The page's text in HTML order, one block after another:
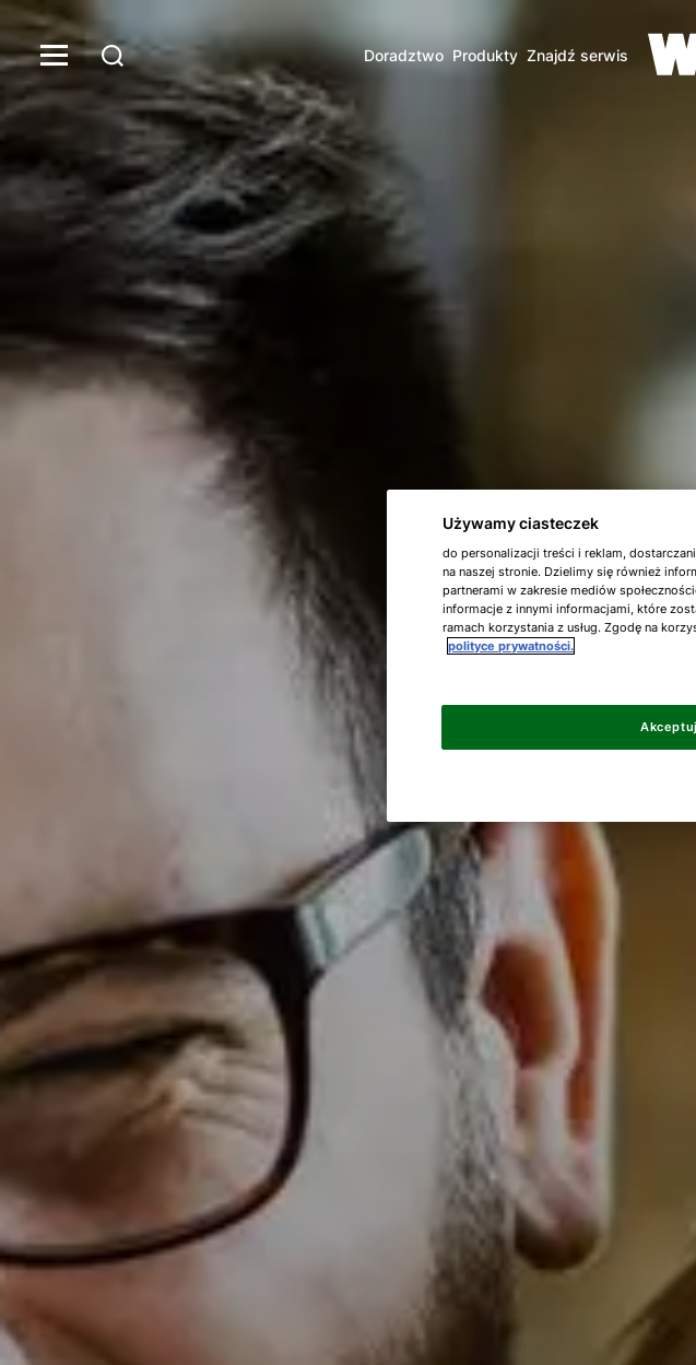
Doradztwo Produkty Znajdź serwis
Używamy ciasteczek
do personalizacji treści i reklam,
na naszej stronie. Dzielimy się również
partnerami w zakresie mediów
informacje z innymi informacjami, które
ramach korzystania z usług. Zgodę na
polityce prywatności.